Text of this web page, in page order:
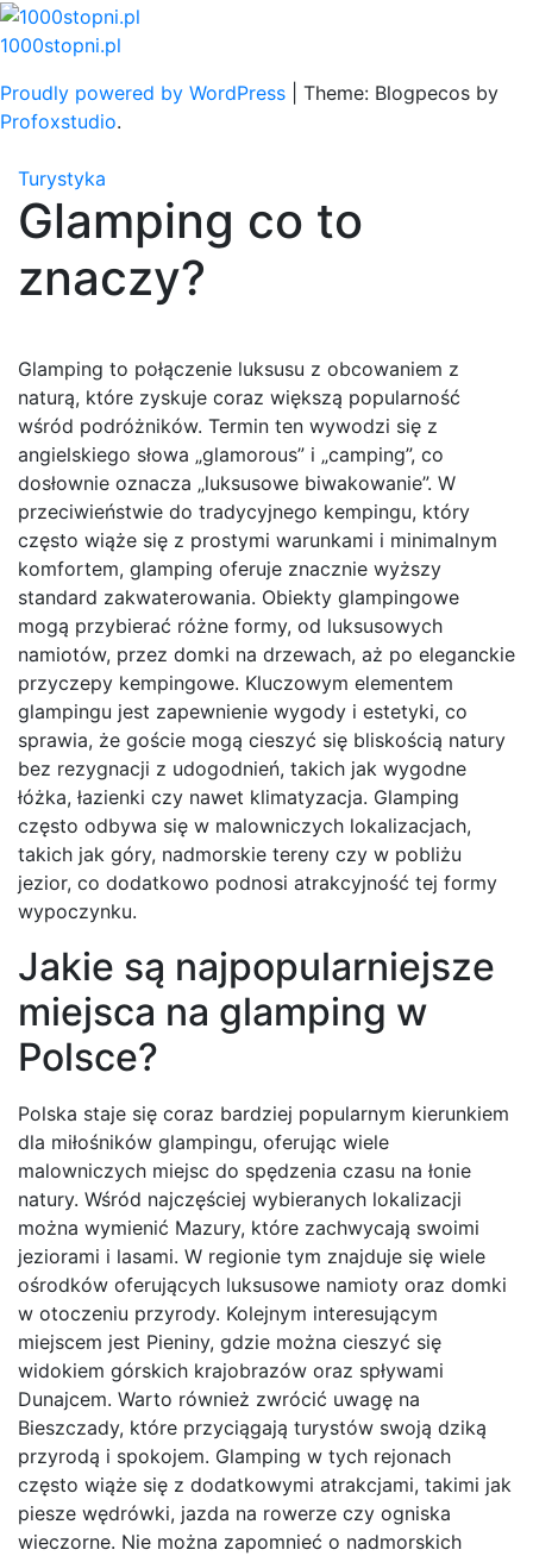
Skip
to
1000stopni.pl
Proudly powered by WordPress
Theme: Blogpecos by
Profoxstudio.
Turystyka
Glamping co to
znaczy?
Glamping to połączenie luksusu z obcowaniem z
naturą, które zyskuje coraz większą popularność
wśród podróżników. Termin ten wywodzi się z
angielskiego słowa „glamorous” i „camping”, co
dosłownie oznacza „luksusowe biwakowanie”. W
przeciwieństwie do tradycyjnego kempingu, który
często wiąże się z prostymi warunkami i minimalnym
komfortem, glamping oferuje znacznie wyższy
standard zakwaterowania. Obiekty glampingowe
mogą przybierać różne formy, od luksusowych
namiotów, przez domki na drzewach, aż po eleganckie
przyczepy kempingowe. Kluczowym elementem
glampingu jest zapewnienie wygody i estetyki, co
sprawia, że goście mogą cieszyć się bliskością natury
bez rezygnacji z udogodnień, takich jak wygodne
łóżka, łazienki czy nawet klimatyzacja. Glamping
często odbywa się w malowniczych lokalizacjach,
takich jak góry, nadmorskie tereny czy w pobliżu
jezior, co dodatkowo podnosi atrakcyjność tej formy
wypoczynku.
Jakie są najpopularniejsze
miejsca na glamping w
Polsce?
Polska staje się coraz bardziej popularnym kierunkiem
dla miłośników glampingu, oferując wiele
malowniczych miejsc do spędzenia czasu na łonie
natury. Wśród najczęściej wybieranych lokalizacji
można wymienić Mazury, które zachwycają swoimi
jeziorami i lasami. W regionie tym znajduje się wiele
ośrodków oferujących luksusowe namioty oraz domki
w otoczeniu przyrody. Kolejnym interesującym
miejscem jest Pieniny, gdzie można cieszyć się
widokiem górskich krajobrazów oraz spływami
Dunajcem. Warto również zwrócić uwagę na
Bieszczady, które przyciągają turystów swoją dziką
przyrodą i spokojem. Glamping w tych rejonach
często wiąże się z dodatkowymi atrakcjami, takimi jak
piesze wędrówki, jazda na rowerze czy ogniska
wieczorne. Nie można zapomnieć o nadmorskich